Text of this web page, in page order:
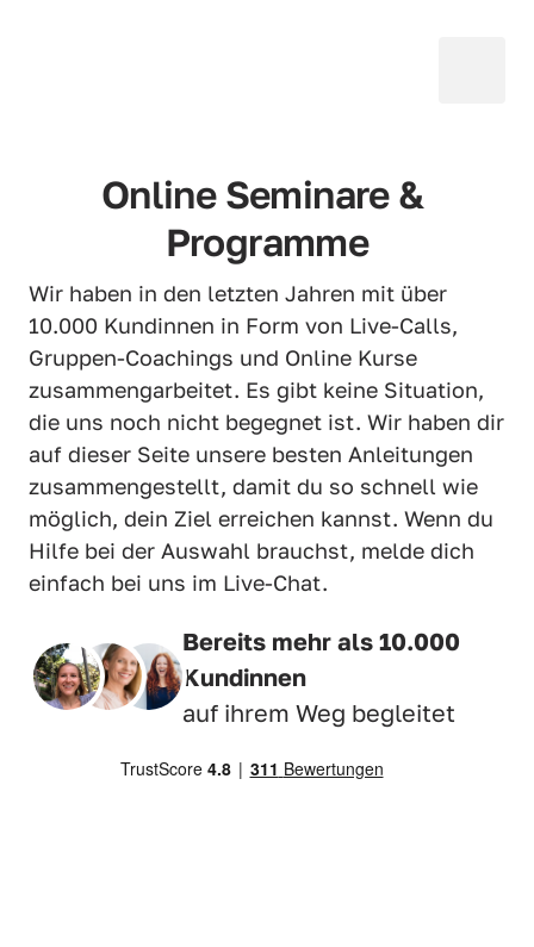
Online Seminare &
Programme
Wir haben in den letzten Jahren mit über
10.000 Kundinnen in Form von Live-Calls,
Gruppen-Coachings und Online Kurse
zusammengarbeitet. Es gibt keine Situation,
die uns noch nicht begegnet ist. Wir haben dir
auf dieser Seite unsere besten Anleitungen
zusammengestellt, damit du so schnell wie
möglich, dein Ziel erreichen kannst. Wenn du
Hilfe bei der Auswahl brauchst, melde dich
einfach bei uns im Live-Chat.
Bereits mehr als 10.000
Kundinnen
auf ihrem Weg begleitet